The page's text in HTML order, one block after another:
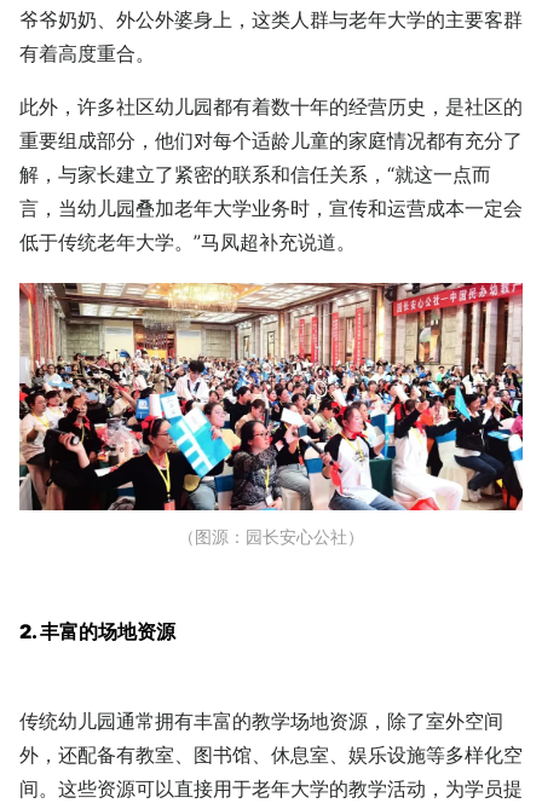
爷爷奶奶、外公外婆身上，这类人群与老年大学的主要客群
有着高度重合。
此外，许多社区幼儿园都有着数十年的经营历史，是社区的
重要组成部分，他们对每个适龄儿童的家庭情况都有充分了
解，与家长建立了紧密的联系和信任关系，“就这一点而
言，当幼儿园叠加老年大学业务时，宣传和运营成本一定会
低于传统老年大学。”马凤超补充说道。
（图源：园长安心公社）
2. 丰富的场地资源
传统幼儿园通常拥有丰富的教学场地资源，除了室外空间
外，还配备有教室、图书馆、休息室、娱乐设施等多样化空
间。这些资源可以直接用于老年大学的教学活动，为学员提